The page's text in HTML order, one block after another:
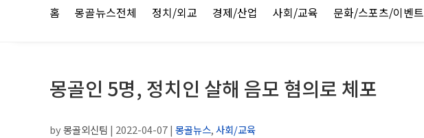
홈 몽골뉴스전체 정치/외교 경제/산업 사회/교육 문화/스포츠/이벤트
몽골인 5명, 정치인 살해 음모 혐의로 체포
by몽골외신팀 | 2022-04-07| 몽골뉴스,사회/교육